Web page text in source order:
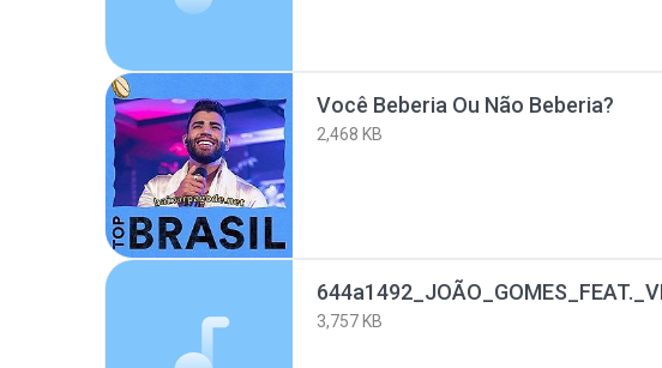
Você Beberia Ou Não Beberia?
2,468 KB
3,757 KB